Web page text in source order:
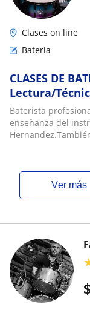
Clases on line
Bateria
CLASES DE
Lectura/
Baterista
enseñanza del
ver más